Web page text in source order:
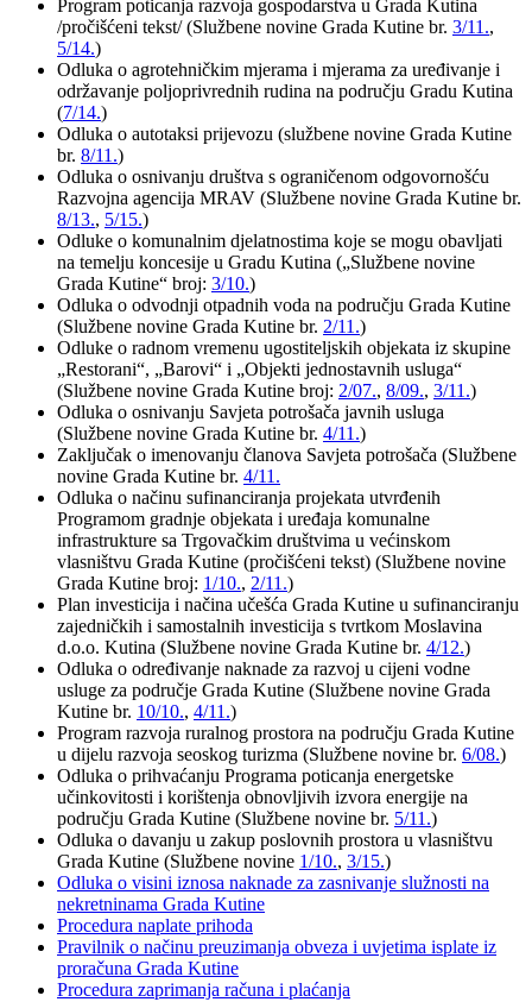
Program poticanja razvoja gospodarstva u Grada Kutina
/pročišćeni tekst/ (Službene novine Grada Kutine br. 3/11.,
5/14.)
Odluka o agrotehničkim mjerama i mjerama za uređivanje i
održavanje poljoprivrednih rudina na području Gradu Kutina
(7/14.)
Odluka o autotaksi prijevozu (službene novine Grada Kutine
br. 8/11.)
Odluka o osnivanju društva s ograničenom odgovornošću
Razvojna agencija MRAV (Službene novine Grada Kutine br.
8/13., 5/15.)
Odluke o komunalnim djelatnostima koje se mogu obavljati
na temelju koncesije u Gradu Kutina („Službene novine
Grada Kutine“ broj: 3/10.)
Odluka o odvodnji otpadnih voda na području Grada Kutine
(Službene novine Grada Kutine br. 2/11.)
Odluke o radnom vremenu ugostiteljskih objekata iz skupine
„Restorani“, „Barovi“ i „Objekti jednostavnih usluga“
(Službene novine Grada Kutine broj: 2/07., 8/09., 3/11.)
Odluka o osnivanju Savjeta potrošača javnih usluga
(Službene novine Grada Kutine br. 4/11.)
Zaključak o imenovanju članova Savjeta potrošača (Službene
novine Grada Kutine br. 4/11.
Odluka o načinu sufinanciranja projekata utvrđenih
Programom gradnje objekata i uređaja komunalne
infrastrukture sa Trgovačkim društvima u većinskom
vlasništvu Grada Kutine (pročišćeni tekst) (Službene novine
Grada Kutine broj: 1/10., 2/11.)
Plan investicija i načina učešća Grada Kutine u sufinanciranju
zajedničkih i samostalnih investicija s tvrtkom Moslavina
d.o.o. Kutina (Službene novine Grada Kutine br. 4/12.)
Odluka o određivanje naknade za razvoj u cijeni vodne
usluge za područje Grada Kutine (Službene novine Grada
Kutine br. 10/10., 4/11.)
Program razvoja ruralnog prostora na području Grada Kutine
u dijelu razvoja seoskog turizma (Službene novine br. 6/08.)
Odluka o prihvaćanju Programa poticanja energetske
učinkovitosti i korištenja obnovljivih izvora energije na
području Grada Kutine (Službene novine br. 5/11.)
Odluka o davanju u zakup poslovnih prostora u vlasništvu
Grada Kutine (Službene novine 1/10., 3/15.)
Odluka o visini iznosa naknade za zasnivanje služnosti na
nekretninama Grada Kutine
Procedura naplate prihoda
Pravilnik o načinu preuzimanja obveza i uvjetima isplate iz
proračuna Grada Kutine
Procedura zaprimanja računa i plaćanja